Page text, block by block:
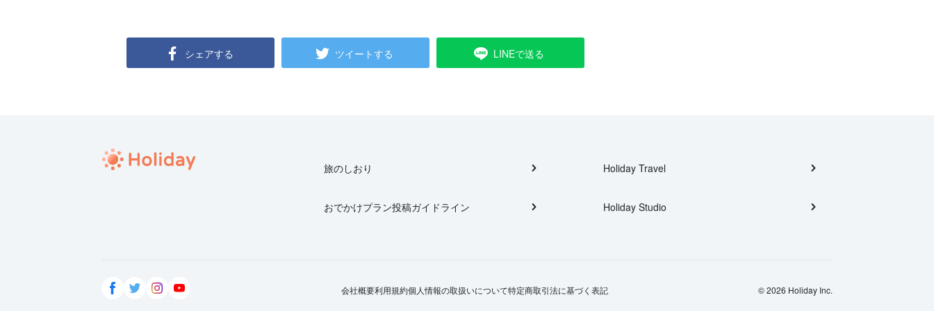
シェアする ツイートする LINEで送る
旅のしおり
おでかけプラン投稿ガイドライン
Holiday Travel
Holiday Studio
会社概要利用規約個人情報の取扱いについて特定商取引法に基づく表記 © 2026 Holiday Inc.